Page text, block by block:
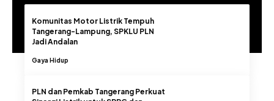
Komunitas Motor Listrik Tempuh
Tangerang-Lampung, SPKLU PLN
Jadi Andalan
Gaya Hidup
PLN dan Pemkab Tangerang Perkuat